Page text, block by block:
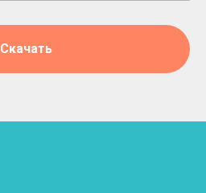
Скачать